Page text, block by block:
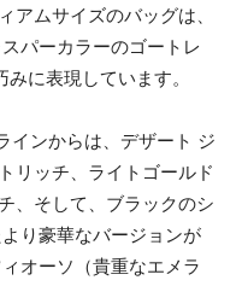
アムサイズのバッグは、
パーカラーのゴートレ
に表現しています。
インからは、デザート ジ
リッチ、ライトゴールド
、そして、ブラックのシ
り豪華なバージョンが
オーソ（貴重なエメラ